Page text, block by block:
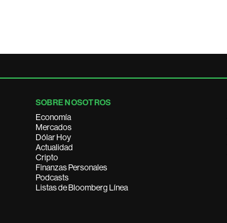
SOBRE NOSOTROS
Economía
Mercados
Dólar Hoy
Actualidad
Cripto
Finanzas Personales
Podcasts
Listas de Bloomberg Línea